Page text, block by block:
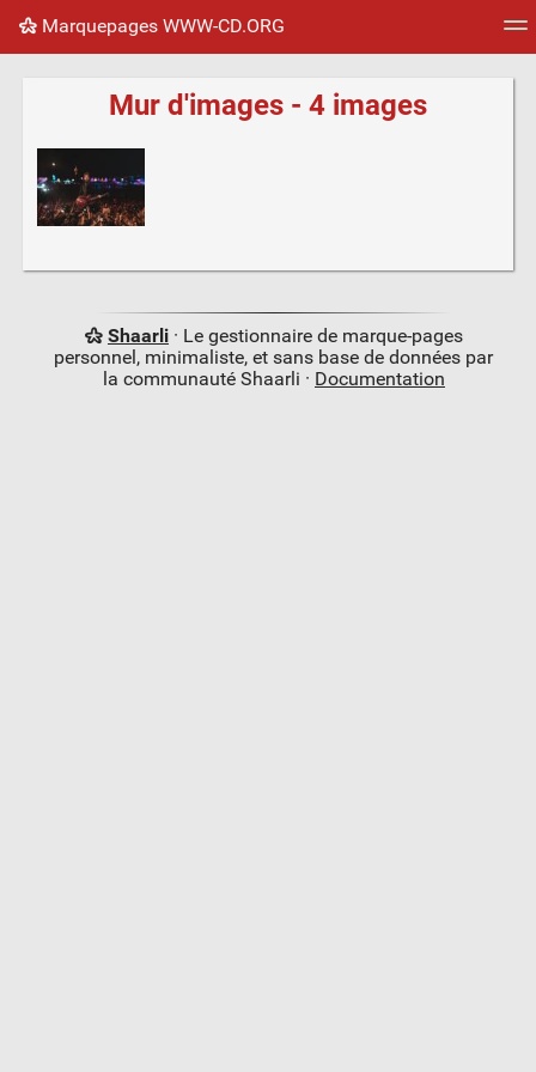
Marquepages WWW-CD.ORG
Flux
Mur d'images - 4 images
Shaarli· Le gestionnaire de marque-pages
personnel, minimaliste, et sans base de données par
la communauté Shaarli · Documentation